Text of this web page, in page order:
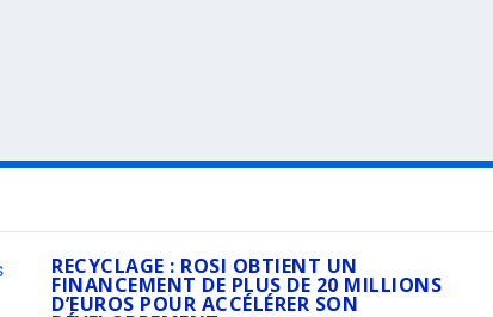
RECYCLAGE : ROSI OBTIENT UN
FINANCEMENT DE PLUS DE 20 MILLIONS
D’EUROS POUR ACCÉLÉRER SON